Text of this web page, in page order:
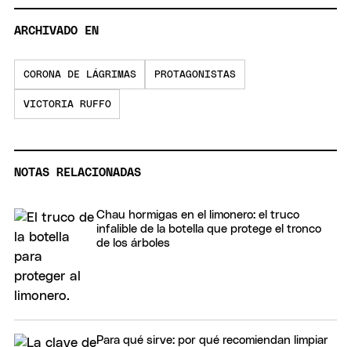
ARCHIVADO EN
CORONA DE LÁGRIMAS PROTAGONISTAS
VICTORIA RUFFO
NOTAS RELACIONADAS
Chau hormigas en el limonero: el truco
infalible de la botella que protege el tronco
de los árboles
Para qué sirve: por qué recomiendan limpiar